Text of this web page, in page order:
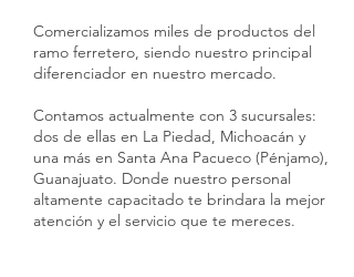
Comercializamos miles de productos del
ramo ferretero, siendo nuestro principal
diferenciador en nuestro mercado.
Contamos actualmente con 3 sucursales:
dos de ellas en La Piedad, Michoacán y
una más en Santa Ana Pacueco (Pénjamo),
Guanajuato. Donde nuestro personal
altamente capacitado te brindara la mejor
atención y el servicio que te mereces.